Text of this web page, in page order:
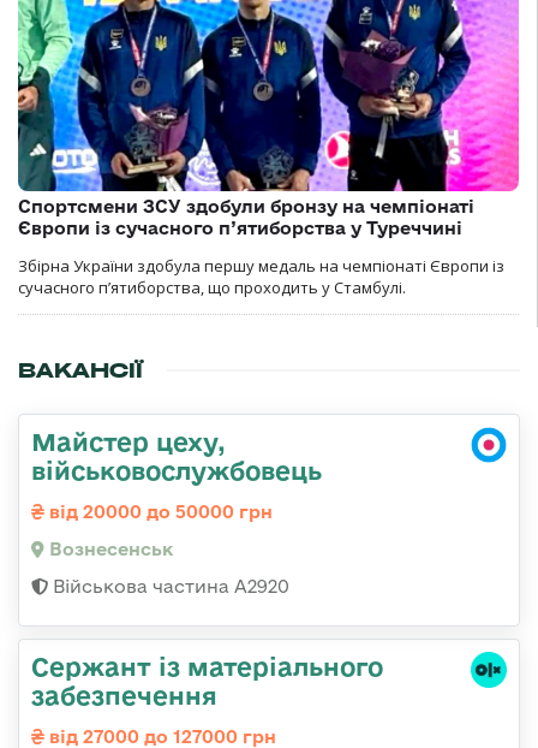
Спортсмени ЗСУ здобули бронзу на чемпіонаті
Європи із сучасного п’ятиборства у Туреччині
Збірна України здобула першу медаль на чемпіонаті Європи із
сучасного п’ятиборства, що проходить у Стамбулі.
ВАКАНСІЇ
Майстер цеху,
військовослужбовець
від 20000 до 50000 грн
Вознесенськ
Військова частина А2920
Сержант із матеріального
забезпечення
від 27000 до 127000 грн